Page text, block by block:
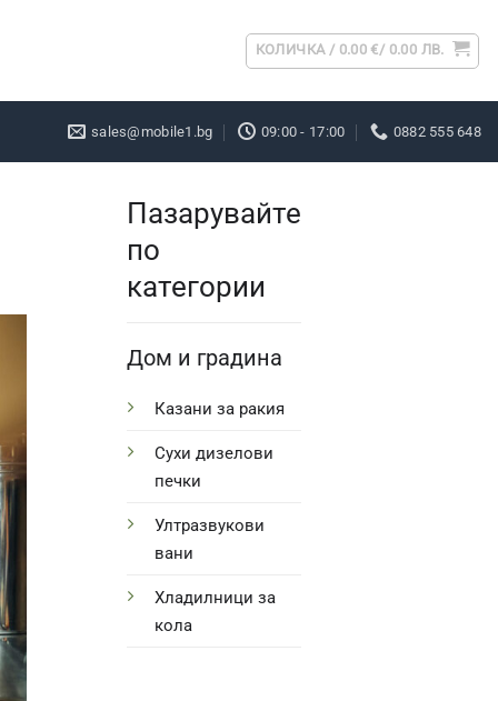
КОЛИЧКА / 0.00€/ 0.00 ЛВ.
sales@mobile1.bg 09:00 - 17:00 0882 555 648
Пазарувайте
по
категории
Дом и градина
Казани за ракия
Сухи дизелови
печки
Ултразвукови
вани
Хладилници за
кола